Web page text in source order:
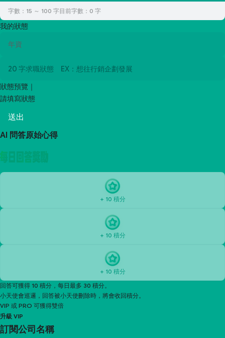
字數：15 ～ 100 字目前字數： 0 字
我的狀態
狀態預覽｜
請填寫狀態
送出
AI 問答原始心得
+ 10 積分
+ 10 積分
+ 10 積分
回答可獲得 10 積分，每日最多 30 積分。
小天使會巡邏，回答被小天使刪除時，將會收回積分。
VIP 或 PRO 可獲得雙倍
升級 VIP
訂閱公司名稱